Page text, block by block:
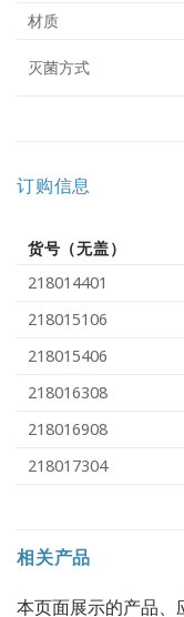
材质
灭菌方式
订购信息
货号（无盖）
218014401
218015106
218015406
218016308
218016908
218017304
相关产品
本页面展示的产品、